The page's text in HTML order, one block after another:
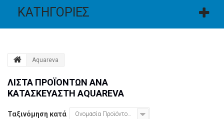
ΚΑΤΗΓΟΡΊΕΣ
Aquareva
ΛΊΣΤΑ ΠΡΟΪΌΝΤΩΝ ΑΝΆ
ΚΑΤΑΣΚΕΥΑΣΤΉ AQUAREVA
Ταξινόμηση κατά Ονομασία Προϊόντος: Α έως το Ω